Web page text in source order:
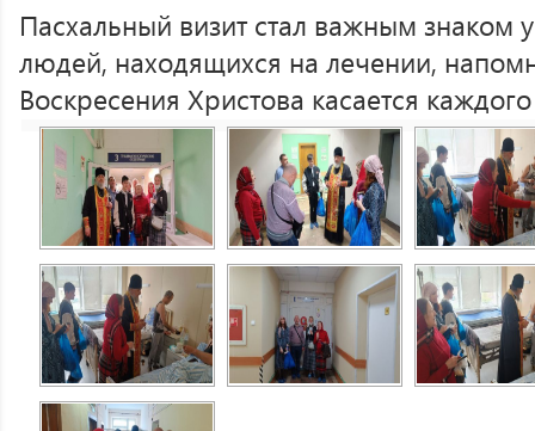
Пасхальный визит стал важным знаком
людей, находящихся на лечении,
Воскресения Христова касается